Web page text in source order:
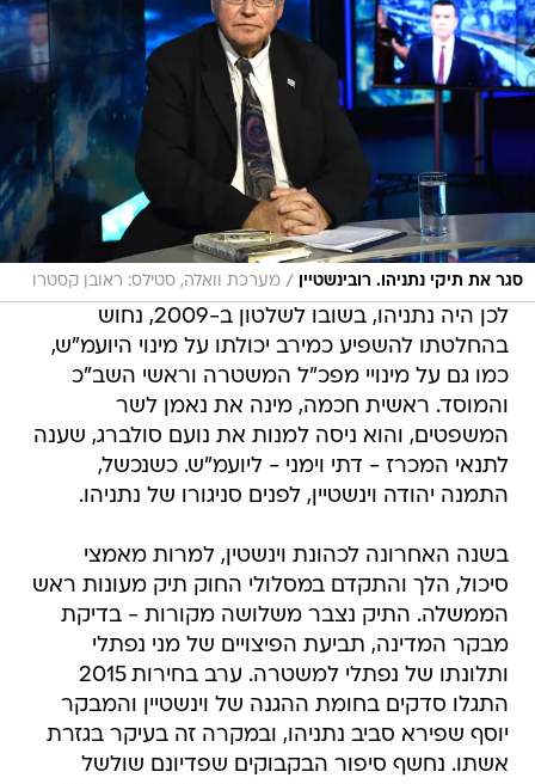
סגר את תיקי נתניהו. רובינשטיין / מערכת וואלה, סטילס: ראובן קסטרו
לכן היה נתניהו, בשובו לשלטון ב-2009, נחוש
בהחלטתו להשפיע כמירב יכולתו על מינוי היועמ"ש,
כמו גם על מינויי מפכ"ל המשטרה וראשי השב"כ
והמוסד. ראשית חכמה, מינה את נאמן לשר
המשפטים, והוא ניסה למנות את נועם סולברג, שענה
לתנאי המכרז - דתי וימני - ליועמ"ש. כשנכשל,
התמנה יהודה וינשטיין, לפנים סניגורו של נתניהו.
בשנה האחרונה לכהונת וינשטין, למרות מאמצי
סיכול, הלך והתקדם במסלולי החוק תיק מעונות ראש
הממשלה. התיק נצבר משלושה מקורות - בדיקת
מבקר המדינה, תביעת הפיצויים של מני נפתלי
ותלונתו של נפתלי למשטרה. ערב בחירות 2015
התגלו סדקים בחומת ההגנה של וינשטיין והמבקר
יוסף שפירא סביב נתניהו, ובמקרה זה בעיקר בגזרת
אשתו. נחשף סיפור הבקבוקים שפדיונם שולשל